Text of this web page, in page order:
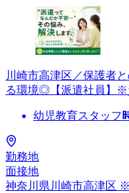
川崎市高津区／保護者
る環境◎【派遣社員】※
幼児教育スタッフ
勤務地
面接地
神奈川県川崎市高津区